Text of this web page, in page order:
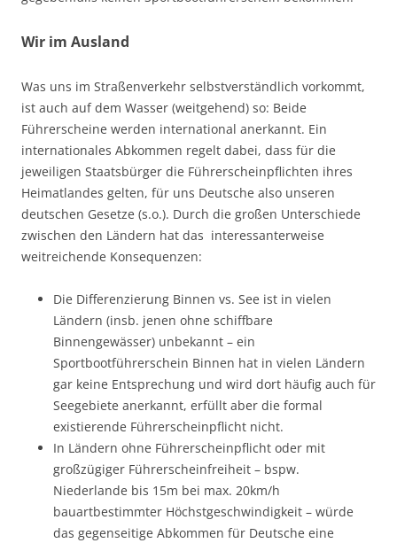
Wir im Ausland
Was uns im Straßenverkehr selbstverständlich vorkommt,
ist auch auf dem Wasser (weitgehend) so: Beide
Führerscheine werden international anerkannt. Ein
internationales Abkommen regelt dabei, dass für die
jeweiligen Staatsbürger die Führerscheinpflichten ihres
Heimatlandes gelten, für uns Deutsche also unseren
deutschen Gesetze (s.o.). Durch die großen Unterschiede
zwischen den Ländern hat das interessanterweise
weitreichende Konsequenzen:
Die Differenzierung Binnen vs. See ist in vielen
Ländern (insb. jenen ohne schiffbare
Binnengewässer) unbekannt – ein
Sportbootführerschein Binnen hat in vielen Ländern
gar keine Entsprechung und wird dort häufig auch für
Seegebiete anerkannt, erfüllt aber die formal
existierende Führerscheinpflicht nicht.
In Ländern ohne Führerscheinpflicht oder mit
großzügiger Führerscheinfreiheit – bspw.
Niederlande bis 15m bei max. 20km/h
bauartbestimmter Höchstgeschwindigkeit – würde
das gegenseitige Abkommen für Deutsche eine